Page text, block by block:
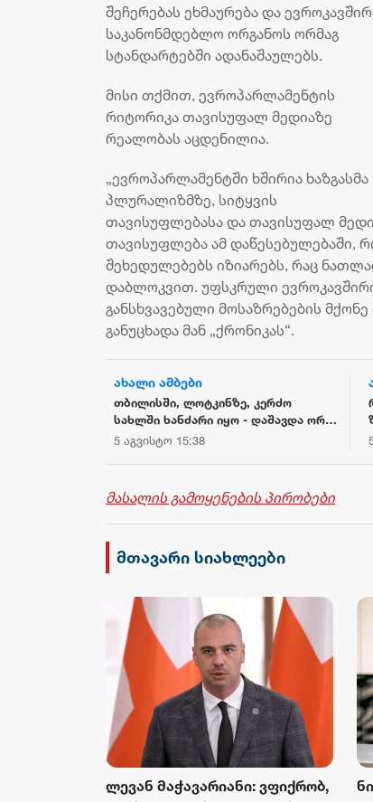
შეჩერებას ეხმაურება და
საკანონმდებლო ორგანოს ორმაგ
სტანდარტებში ადანაშაულებს.
მისი თქმით, ევროპარლამენტის
რიტორიკა თავისუფალ მედიაზე
რეალობას აცდენილია.
„ევროპარლამენტში ხშირია ხაზგასმა
პლურალიზმზე, სიტყვის
თავისუფლებასა და თავისუფალ
თავისუფლება ამ დაწესებულებაში,
შეხედულებებს იზიარებს, რაც
დაბლოკვით. უფსკრული
განსხვავებული მოსაზრებების
განუცხადა მან „ქრონიკას“.
ახალი ამბები
თბილისში, ლოტკინზე, კერძო
სახლში ხანძარი იყო - დაშავდა ორი
ადამიანი
5 აგვისტო 15:38
მასალის გამოყენების პირობები
მთავარი სიახლეები
ნიკოლოზ სამხარაძე –